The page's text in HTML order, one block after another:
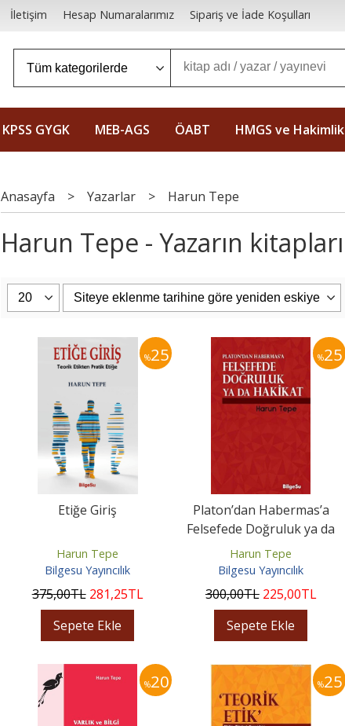
İletişim Hesap Numaralarımız Sipariş ve İade Koşulları
KPSS GYGK MEB-AGS ÖABT HMGS ve Hakimlik
Anasayfa > Yazarlar > Harun Tepe
Harun Tepe - Yazarın kitapları
%25
Etiğe Giriş
Harun Tepe
Bilgesu Yayıncılık
375,00TL 281,25TL
Sepete Ekle
%25
Platon’dan Habermas’a
Felsefede Doğruluk ya da
Hakikat
Harun Tepe
Bilgesu Yayıncılık
300,00TL 225,00TL
Sepete Ekle
%20 %25